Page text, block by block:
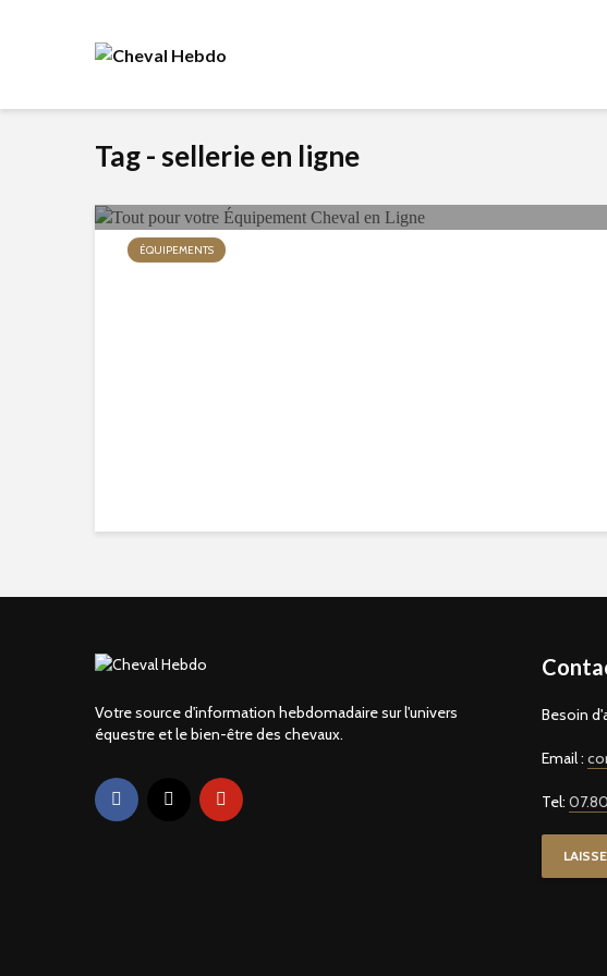
Tag - sellerie en ligne
ÉQUIPEMENTS
Votre source d'information hebdomadaire sur l'univers
équestre et le bien-être des chevaux.
Besoin
Email :
Tel: